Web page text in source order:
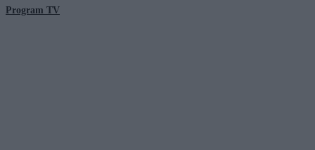
Program TV